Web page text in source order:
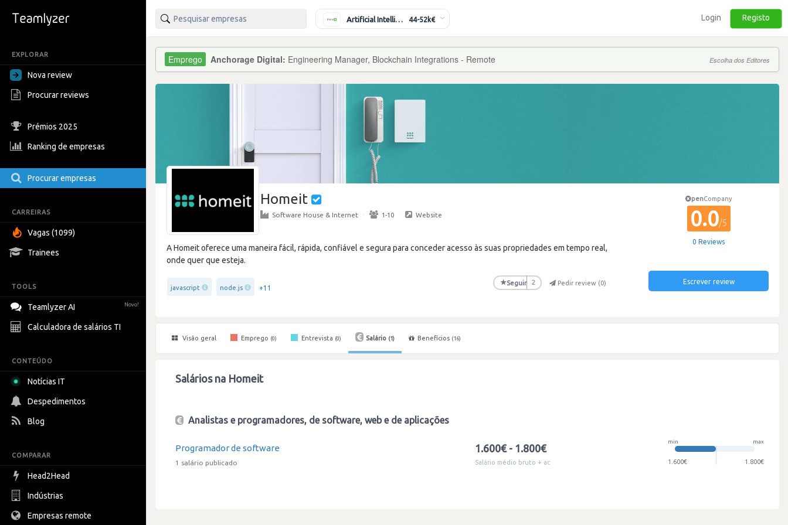
EXPLORAR
Nova review
Procurar reviews
Prémios 2025
Ranking de empresas
Procurar empresas
CARREIRAS
Vagas (1099)
Trainees
TOOLS
Teamlyzer AI Novo!
Calculadora de salários TI
CONTEÚDO
Notícias IT
Despedimentos
Blog
COMPARAR
Head2Head
Indústrias
Empresas remote
Artificial Intelligence Engineer 44-52k€ Login Registo
Anchorage Digital: Engineering Manager, Blockchain Integrations - Remote Escolha dos Editores
Homeit
Software House & Internet · 1-10 · Website
A Homeit oferece uma maneira fácil, rápida, confiável e segura para conceder acesso às suas propriedades em tempo real,
onde quer que esteja.
javascript node.js +11
★Seguir 2 Pedir review (0)
penCompany
0.0/5
0 Reviews
Escrever review
Visão geral Emprego (0) Entrevista (0) Salário (1) Benefícios (16)
Salários na Homeit
Analistas e programadores, de software, web e de aplicações
Programador de software
1 salário publicado
1.600€ - 1.800€
Salário médio bruto + ac
min max
1.600€ 1.800€